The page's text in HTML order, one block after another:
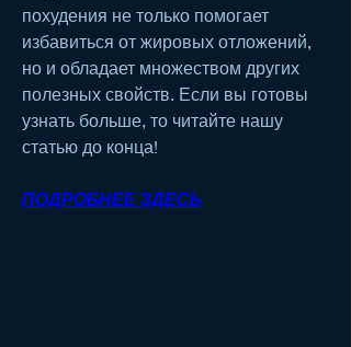
похудения не только помогает
избавиться от жировых отложений,
но и обладает множеством других
полезных свойств. Если вы готовы
узнать больше, то читайте нашу
статью до конца!
ПОДРОБНЕЕ ЗДЕСЬ